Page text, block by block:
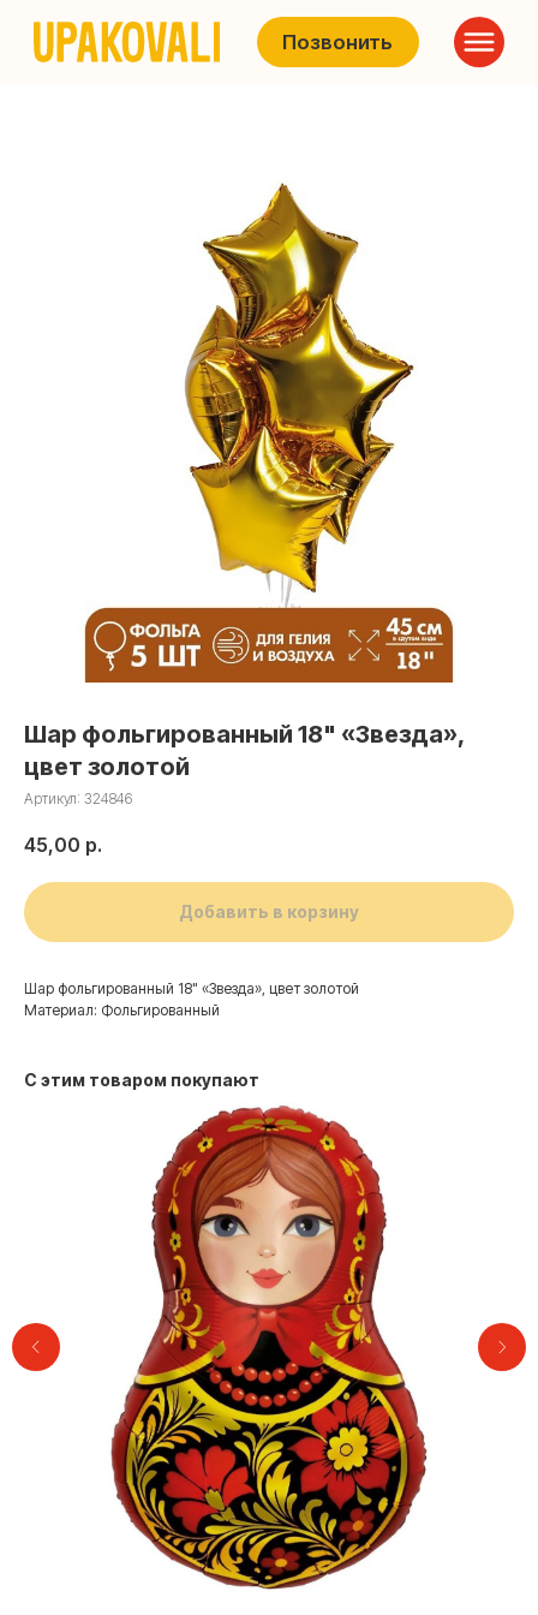
Позвонить
Шар фольгированный 18" «Звезда»,
цвет золотой
Артикул: 324846
45,00 р.
Добавить в корзину
Шар фольгированный 18" «Звезда», цвет золотой
Материал: Фольгированный
С этим товаром покупают
Контакты